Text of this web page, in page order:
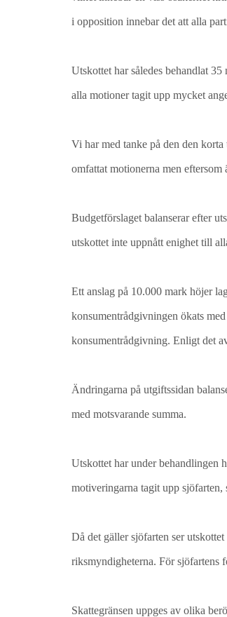
i opposition innebar det att alla
Utskottet har således behandlat
alla motioner tagit upp mycket
Vi har med tanke på den den
omfattat motionerna men
Budgetförslaget balanserar efter
utskottet inte uppnått enighet till
Ett anslag på 10.000 mark höjer
konsumentrådgivningen ökats
konsumentrådgivning. Enligt det
Ändringarna på utgiftssidan
med motsvarande summa.
Utskottet har under behandlingen
motiveringarna tagit upp sjöfarten,
Då det gäller sjöfarten ser
riksmyndigheterna. För sjöfartens
Skattegränsen uppges av olika